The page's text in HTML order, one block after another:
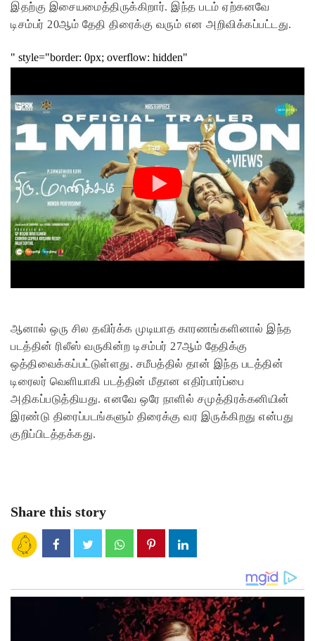
இதற்கு இசையமைத்திருக்கிறார். இந்த படம் ஏற்கனவே
டிசம்பர் 20ஆம் தேதி திரைக்கு வரும் என அறிவிக்கப்பட்டது.
ஆனால் ஒரு சில தவிர்க்க முடியாத காரணங்களினால் இந்த
படத்தின் ரிலீஸ் வருகின்ற டிசம்பர் 27ஆம் தேதிக்கு
ஒத்திவைக்கப்பட்டுள்ளது. சமீபத்தில் தான் இந்த படத்தின்
டிரைலர் வெளியாகி படத்தின் மீதான எதிர்பார்ப்பை
அதிகப்படுத்தியது. எனவே ஒரே நாளில் சமுத்திரக்கனியின்
இரண்டு திரைப்படங்களும் திரைக்கு வர இருக்கிறது என்பது
குறிப்பிடத்தக்கது.
Share this story